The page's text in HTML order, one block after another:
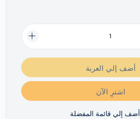
أضف إلي العربة
اشترِ الآن
أضف إلي قائمة المفضلة